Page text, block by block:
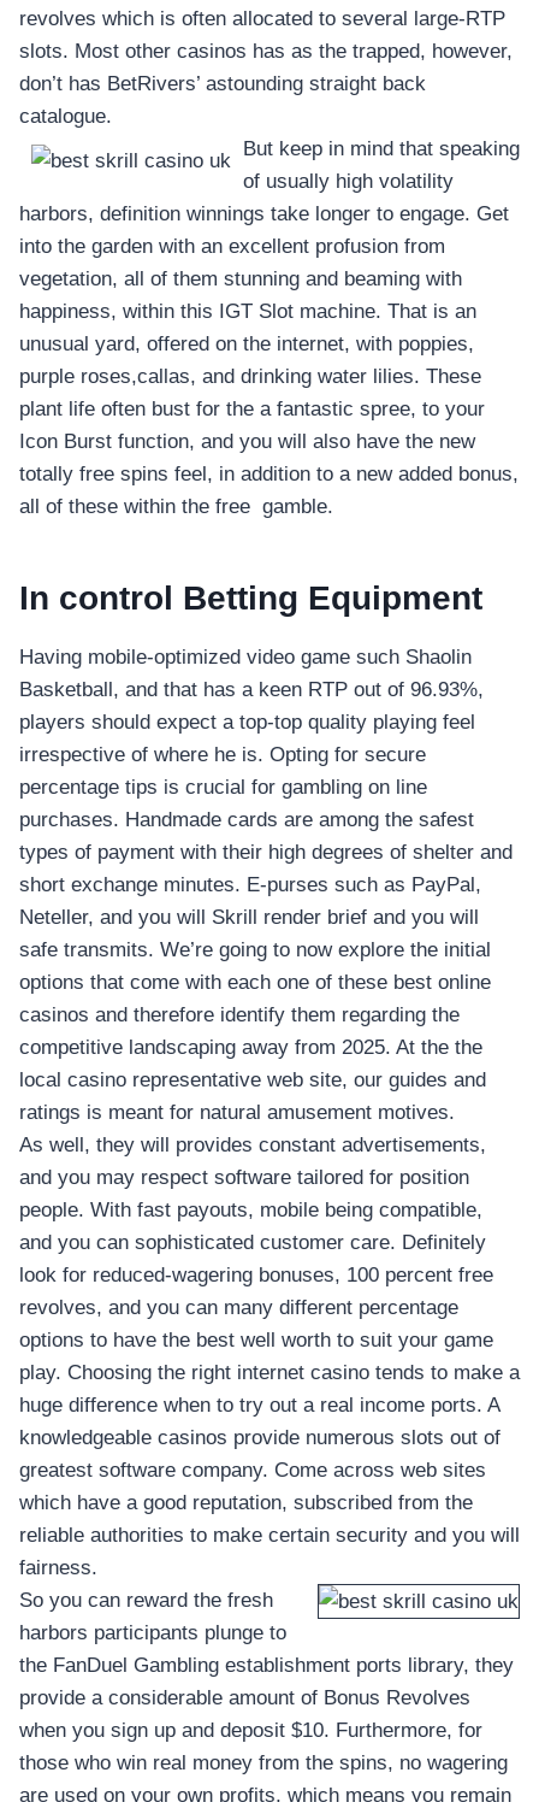
หูฟัง
ลำโพง
โทรทัศน์
สินค้าตามแบรนด์
revolves which is often allocated to several large-RTP
slots. Most other casinos has as the trapped, however,
don’t has BetRivers’ astounding straight back
catalogue.
But keep in mind that speaking
of usually high volatility
harbors, definition winnings take longer to engage. Get
into the garden with an excellent profusion from
vegetation, all of them stunning and beaming with
happiness, within this IGT Slot machine. That is an
unusual yard, offered on the internet, with poppies,
purple roses,callas, and drinking water lilies. These
plant life often bust for the a fantastic spree, to your
Icon Burst function, and you will also have the new
totally free spins feel, in addition to a new added bonus,
all of these within the free gamble.
In control Betting Equipment
Having mobile-optimized video game such Shaolin
Basketball, and that has a keen RTP out of 96.93%,
players should expect a top-top quality playing feel
irrespective of where he is. Opting for secure
percentage tips is crucial for gambling on line
purchases. Handmade cards are among the safest
types of payment with their high degrees of shelter and
short exchange minutes. E-purses such as PayPal,
Neteller, and you will Skrill render brief and you will
safe transmits. We’re going to now explore the initial
options that come with each one of these best online
casinos and therefore identify them regarding the
competitive landscaping away from 2025. At the the
local casino representative web site, our guides and
ratings is meant for natural amusement motives.
As well, they will provides constant advertisements,
and you may respect software tailored for position
people. With fast payouts, mobile being compatible,
and you can sophisticated customer care. Definitely
look for reduced-wagering bonuses, 100 percent free
revolves, and you can many different percentage
options to have the best well worth to suit your game
play. Choosing the right internet casino tends to make a
huge difference when to try out a real income ports. A
knowledgeable casinos provide numerous slots out of
greatest software company. Come across web sites
which have a good reputation, subscribed from the
reliable authorities to make certain security and you will
fairness.
So you can reward the fresh
harbors participants plunge to
the FanDuel Gambling establishment ports library, they
provide a considerable amount of Bonus Revolves
when you sign up and deposit $10. Furthermore, for
those who win real money from the spins, no wagering
are used on your own profits, which means you remain